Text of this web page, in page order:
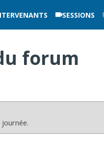
SESSIONS
forum